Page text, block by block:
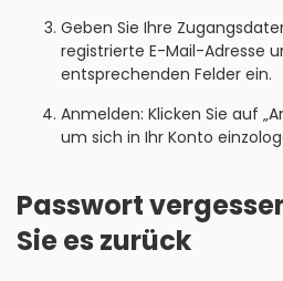
Geben Sie Ihre
registrierte E-Mail-Adresse
entsprechenden Felder ein.
Anmelden: Klicken Sie auf
um sich in Ihr Konto
Passwort
Sie es zurück